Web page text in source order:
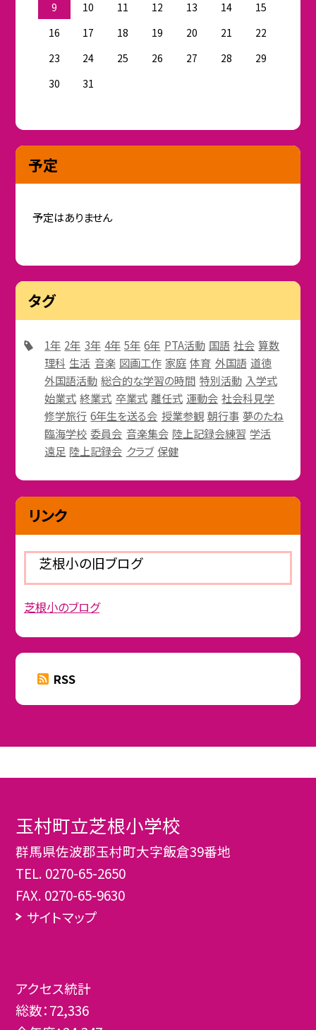
9
10 11 12 13 14
15
16
17 18 19 20 21
22
23
24 25 26 27 28
29
30
31
予定
予定はありません
タグ
1年 2年 3年 4年 5年 6年 PTA活動 国語 社会 算数
理科 生活 音楽 図画工作 家庭 体育 外国語 道徳
外国語活動 総合的な学習の時間 特別活動 入学式
始業式 終業式 卒業式 離任式 運動会 社会科見学
修学旅行 6年生を送る会 授業参観 朝行事 夢のたね
臨海学校 委員会 音楽集会 陸上記録会練習 学活
遠足 陸上記録会 クラブ 保健
リンク
芝根小の旧ブログ
芝根小のブログ
RSS
玉村町立芝根小学校
群馬県佐波郡玉村町大字飯倉39番地
TEL. 0270-65-2650
FAX. 0270-65-9630
サイトマップ
アクセス統計
総数：72,336